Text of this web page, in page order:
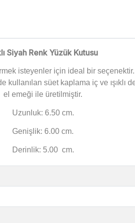
Siyah Renk Yüzük Kutusu
isteyenler için ideal bir
kullanılan süet kaplama iç ve ışıklı
el emeği ile üretilmiştir.
Uzunluk: 6.50 cm.
Genişlik: 6.00 cm.
Derinlik: 5.00 cm.